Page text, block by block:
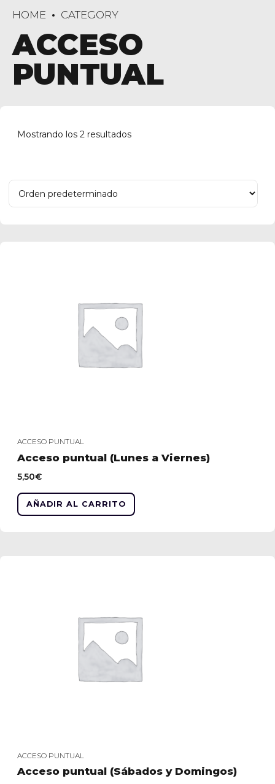
HOME CATEGORY
ACCESO
PUNTUAL
Mostrando los 2 resultados
ACCESO PUNTUAL
Acceso puntual (Lunes a Viernes)
5,50€
AÑADIR AL CARRITO
ACCESO PUNTUAL
Acceso puntual (Sábados y Domingos)